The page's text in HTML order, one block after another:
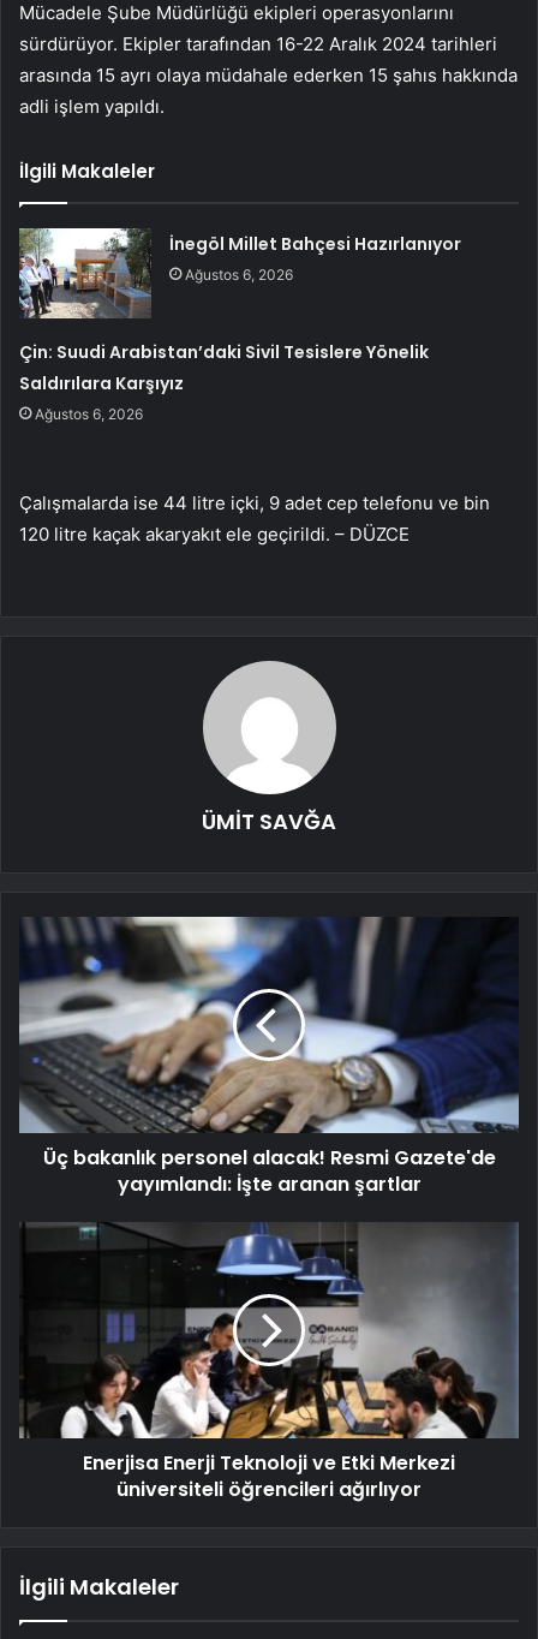
Mücadele Şube Müdürlüğü ekipleri operasyonlarını
sürdürüyor. Ekipler tarafından 16-22 Aralık 2024 tarihleri
arasında 15 ayrı olaya müdahale ederken 15 şahıs hakkında
adli işlem yapıldı.
İlgili Makaleler
İnegöl Millet Bahçesi Hazırlanıyor
Ağustos 6, 2026
Çin: Suudi Arabistan’daki Sivil Tesislere Yönelik
Saldırılara Karşıyız
Ağustos 6, 2026
Çalışmalarda ise 44 litre içki, 9 adet cep telefonu ve bin
120 litre kaçak akaryakıt ele geçirildi. – DÜZCE
ÜMİT SAVĞA
Üç bakanlık personel alacak! Resmi Gazete'de
yayımlandı: İşte aranan şartlar
Enerjisa Enerji Teknoloji ve Etki Merkezi
üniversiteli öğrencileri ağırlıyor
İlgili Makaleler